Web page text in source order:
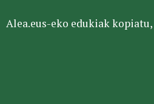
Alea.eus-eko edukiak